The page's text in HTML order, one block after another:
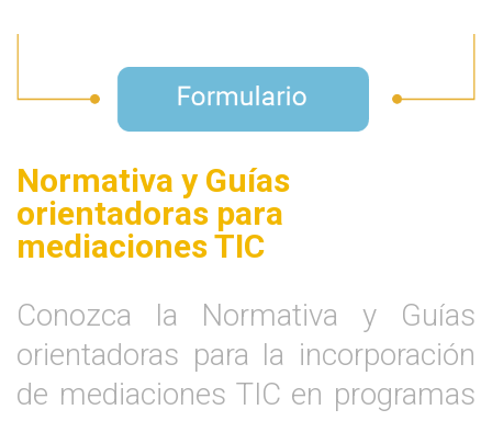
Normativa y Guías
orientadoras para
mediaciones TIC
Conozca la Normativa y Guías
orientadoras para la incorporación
de mediaciones TIC en programas